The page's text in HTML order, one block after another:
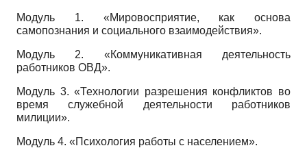
Модуль 1. «Мировосприятие, как основа
самопознания и социального взаимодействия».
Модуль 2. «Коммуникативная деятельность
работников ОВД».
Модуль 3. «Технологии разрешения конфликтов во
время служебной деятельности работников
милиции».
Модуль 4. «Психология работы с населением».